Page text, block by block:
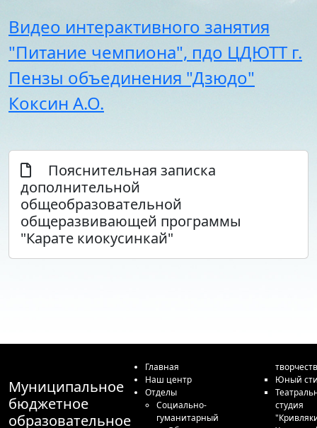
Морское многоборье
Волейбол
Тхэквондо
Художественная
гимнастика
Лёгкая атлетика
Настольный теннис
Шахматы
Фитбол
Технический
поддержки обучающихся
Международное
сотрудничество
Организация питания в
образовательной
Видео интерактивного занятия
"Питание чемпиона", пдо ЦДЮТТ г.
Пензы объединения "Дзюдо"
Коксин А.О.
Пояснительная записка
дополнительной
общеобразовательной
общеразвивающей программы
"Карате киокусинкай"
Муниципальное
бюджетное
образовательное
Главная
Наш центр
Отделы
Социально-
гуманитарный
Юный
студия